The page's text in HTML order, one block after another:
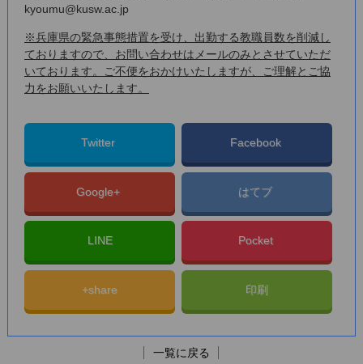
kyoumu@kusw.ac.jp
※兵庫県の緊急事態措置を受け、出勤する教職員数を削減し
ておりますので、お問い合わせはメールのみとさせていただ
いております。ご不便をおかけいたしますが、ご理解とご協
力をお願いいたします。
Twitter Facebook
Google+ はてブ
LINE Pocket
+share 印刷
一覧に戻る